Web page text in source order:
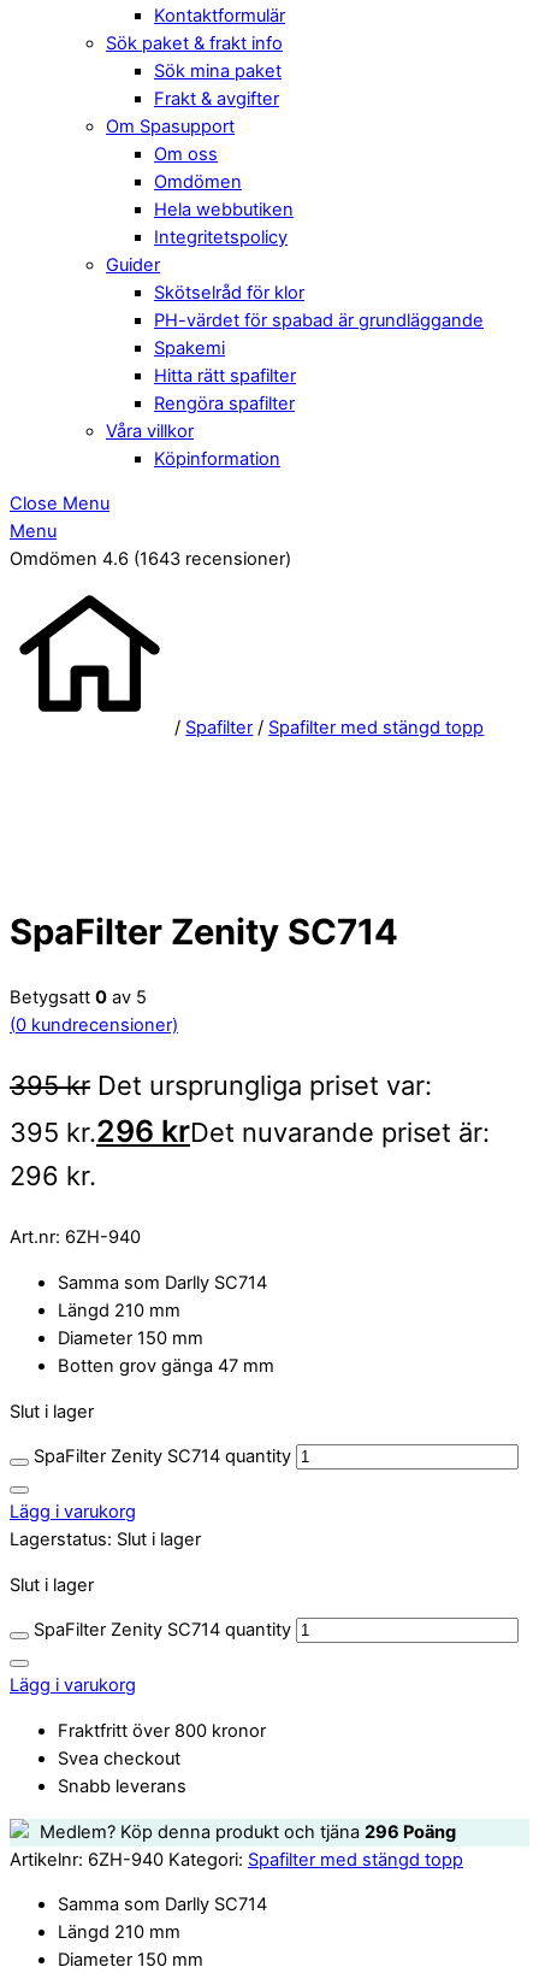
Kontaktformulär
Sök paket & frakt info
Sök mina paket
Frakt & avgifter
Om Spasupport
Om oss
Omdömen
Hela webbutiken
Integritetspolicy
Guider
Skötselråd för klor
PH-värdet för spabad är grundläggande
Spakemi
Hitta rätt spafilter
Rengöra spafilter
Våra villkor
Köpinformation
Close Menu
Menu
Omdömen 4.6 (1643 recensioner)
/ Spafilter / Spafilter med stängd topp
SpaFilter Zenity SC714
Betygsatt 0 av 5
(0 kundrecensioner)
395kr Det ursprungliga priset var:
395 kr.296 krDet nuvarande priset är:
296 kr.
Art.nr: 6ZH-940
Samma som Darlly SC714
Längd 210 mm
Diameter 150 mm
Botten grov gänga 47 mm
Slut i lager
SpaFilter Zenity SC714 quantity
Lägg i varukorg
Lagerstatus: Slut i lager
Slut i lager
SpaFilter Zenity SC714 quantity
Lägg i varukorg
Fraktfritt över 800 kronor
Svea checkout
Snabb leverans
Medlem? Köp denna produkt och tjäna 296 Poäng
Artikelnr: 6ZH-940 Kategori: Spafilter med stängd topp
Samma som Darlly SC714
Längd 210 mm
Diameter 150 mm